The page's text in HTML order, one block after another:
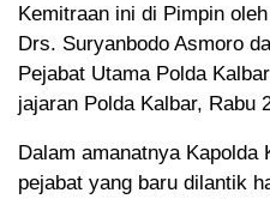
Kemitraan ini di Pimpin
Drs. Suryanbodo Asmoro
Pejabat Utama Polda
jajaran Polda Kalbar, Rabu
Dalam amanatnya Kapolda
pejabat yang baru dilantik